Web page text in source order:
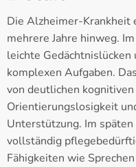
Die Alzheimer-Krankheit
mehrere Jahre hinweg.
leichte
komplexen Aufgaben.
von deutlichen kognitiven
Orientierungslosigkeit
Unterstützung. Im
vollständig
Fähigkeiten wie